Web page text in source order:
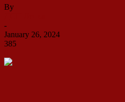
By
-
January 26, 2024
385